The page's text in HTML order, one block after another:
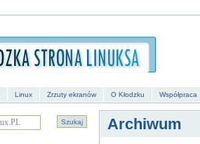
Linux Zrzuty ekranów O Kłodzku Współpraca
Archiwum